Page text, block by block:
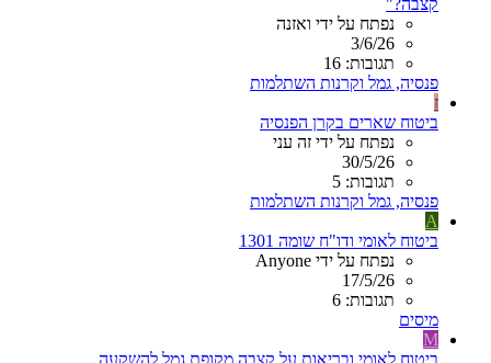
קצבה?"
נפתח על ידי ואזנה
3/6/26
תגובות: 16
פנסיה, גמל וקרנות השתלמות
ז
ביטוח שארים בקרן הפנסיה
נפתח על ידי זה עני
30/5/26
תגובות: 5
פנסיה, גמל וקרנות השתלמות
A
ביטוח לאומי ודו"ח שומה 1301
נפתח על ידי Anyone
17/5/26
תגובות: 6
מיסים
M
ביטוח לאומי ובריאות על קצבה מקופת גמל להשקעה